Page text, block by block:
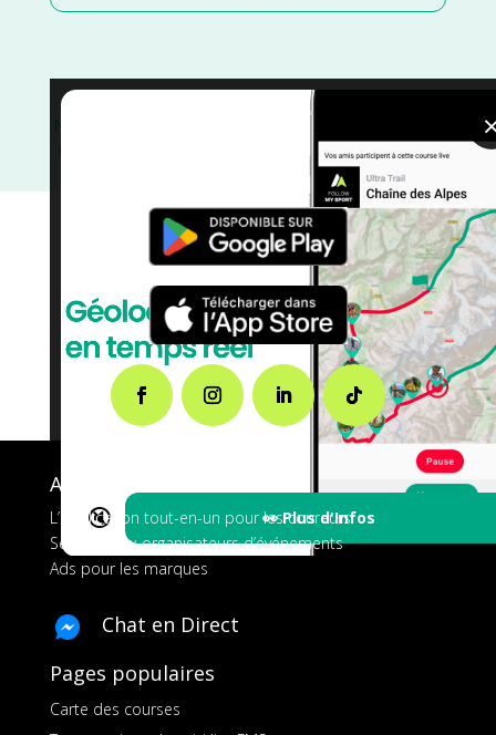
🔇 👀 Plus d'Infos
Novembre
Manche
courses/Course
Course à Pied
A propos de FMS
L’application tout-en-un pour les coureurs
Services aux organisateurs d’événements
Ads pour les marques
Chat en Direct
Pages populaires
Carte des courses